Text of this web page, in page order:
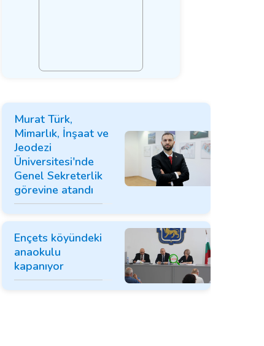
Murat Türk,
Mimarlık, İnşaat ve
Jeodezi
Üniversitesi'nde
Genel Sekreterlik
görevine atandı
Ençets köyündeki
anaokulu
kapanıyor